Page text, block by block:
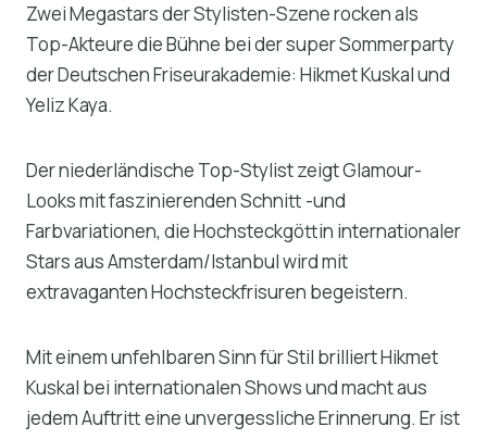
Zwei Megastars der Stylisten-Szene rocken als
Top-Akteure die Bühne bei der super Sommerparty
der Deutschen Friseurakademie: Hikmet Kuskal und
Yeliz Kaya.
Der niederländische Top-Stylist zeigt Glamour-
Looks mit faszinierenden Schnitt -und
Farbvariationen, die Hochsteckgöttin internationaler
Stars aus Amsterdam/Istanbul wird mit
extravaganten Hochsteckfrisuren begeistern.
Mit einem unfehlbaren Sinn für Stil brilliert Hikmet
Kuskal bei internationalen Shows und macht aus
jedem Auftritt eine unvergessliche Erinnerung. Er ist